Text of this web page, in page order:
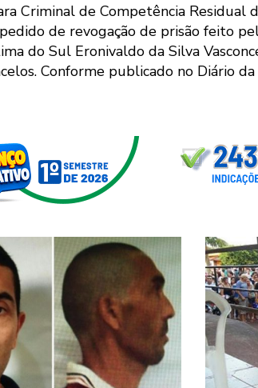
Criminal de Competência Residual
de revogação de prisão feito
do Sul Eronivaldo da Silva
Conforme publicado no Diário